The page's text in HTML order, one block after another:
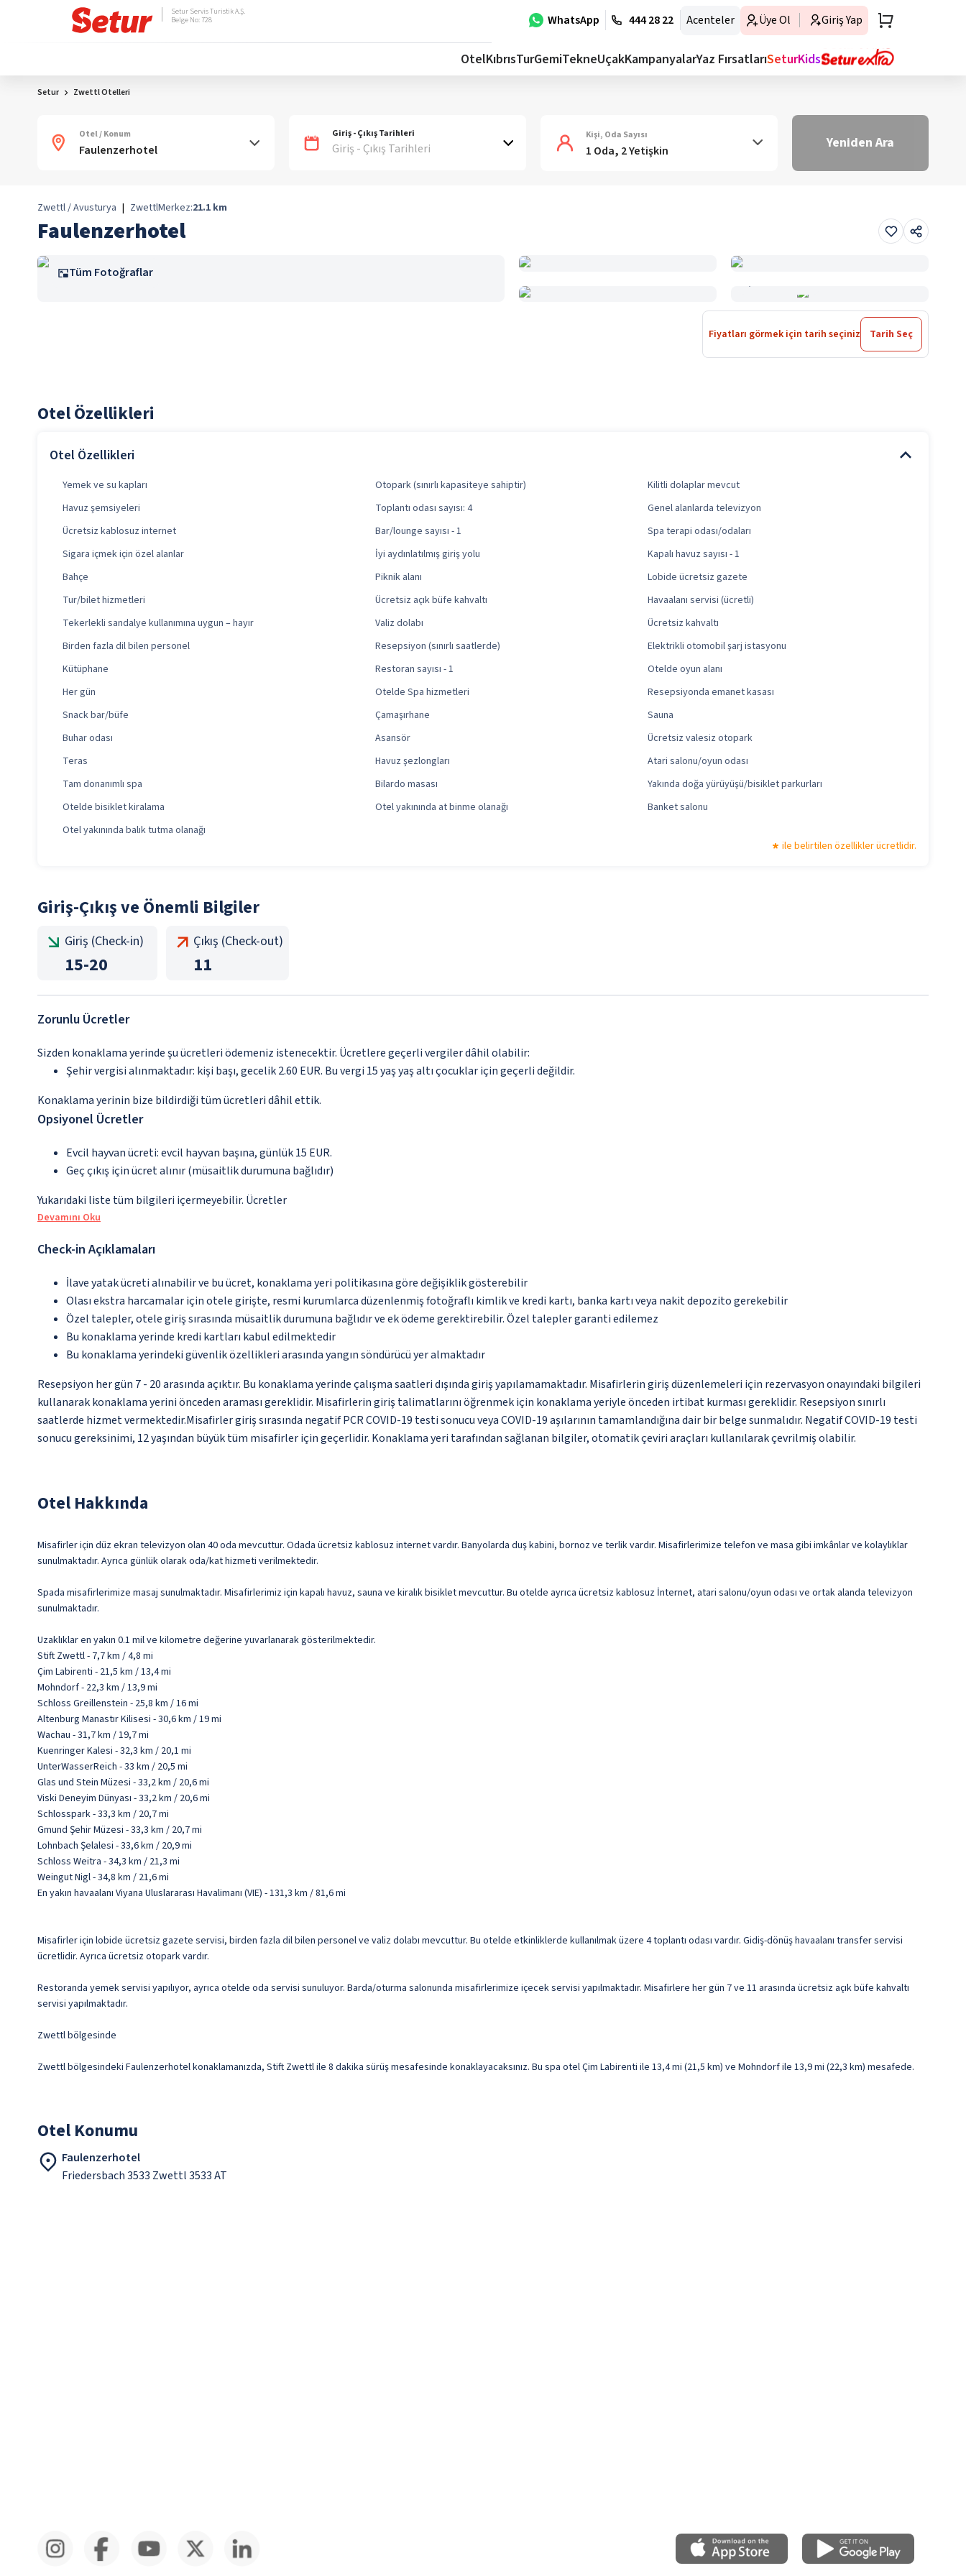
WhatsApp 444 28 22 Acenteler Üye Ol Giriş Yap
Setur Servis Turistik A.Ş.
Belge No: 728
OtelKıbrısTurGemiTekneUçakKampanyalarYaz FırsatlarıSeturKids
Setur Zwettl Otelleri
Otel / Konum Giriş - Çıkış Tarihleri
Giriş - Çıkış Tarihleri
Kişi, Oda Sayısı
1 Oda, 2 Yetişkin Yeniden Ara
Zwettl / Avusturya | ZwettlMerkez:21.1 km
Faulenzerhotel
Tüm Fotoğraflar
Fiyatları görmek için tarih seçiniz Tarih Seç
Otel Özellikleri
Otel Özellikleri
Yemek ve su kapları Otopark (sınırlı kapasiteye sahiptir)
Kilitli dolaplar mevcut
Havuz şemsiyeleri
Toplantı odası sayısı: 4
Genel alanlarda televizyon
Ücretsiz kablosuz internet
Bar/lounge sayısı - 1
Spa terapi odası/odaları
Sigara içmek için özel alanlar
İyi aydınlatılmış giriş yolu
Kapalı havuz sayısı - 1
Bahçe
Piknik alanı
Lobide ücretsiz gazete
Tur/bilet hizmetleri
Ücretsiz açık büfe kahvaltı
Havaalanı servisi (ücretli)
Tekerlekli sandalye kullanımına uygun – hayır
Valiz dolabı
Ücretsiz kahvaltı
Birden fazla dil bilen personel
Resepsiyon (sınırlı saatlerde)
Elektrikli otomobil şarj istasyonu
Kütüphane
Restoran sayısı - 1
Otelde oyun alanı
Her gün
Otelde Spa hizmetleri
Resepsiyonda emanet kasası
Snack bar/büfe
Çamaşırhane
Sauna
Buhar odası
Asansör
Ücretsiz valesiz otopark
Teras
Havuz şezlongları
Atari salonu/oyun odası
Tam donanımlı spa
Bilardo masası
Yakında doğa yürüyüşü/bisiklet parkurları
Otelde bisiklet kiralama
Otel yakınında at binme olanağı
Banket salonu
Otel yakınında balık tutma olanağı
ile belirtilen özellikler ücretlidir.
Giriş-Çıkış ve Önemli Bilgiler
Giriş (Check-in)
15-20
Çıkış (Check-out)
11
Zorunlu Ücretler
Sizden konaklama yerinde şu ücretleri ödemeniz istenecektir. Ücretlere geçerli vergiler dâhil olabilir:
Şehir vergisi alınmaktadır: kişi başı, gecelik 2.60 EUR. Bu vergi 15 yaş yaş altı çocuklar için geçerli değildir.
Konaklama yerinin bize bildirdiği tüm ücretleri dâhil ettik.
Opsiyonel Ücretler
Evcil hayvan ücreti: evcil hayvan başına, günlük 15 EUR.
Geç çıkış için ücret alınır (müsaitlik durumuna bağlıdır)
Yukarıdaki liste tüm bilgileri içermeyebilir. Ücretler
Devamını Oku
Check-in Açıklamaları
İlave yatak ücreti alınabilir ve bu ücret, konaklama yeri politikasına göre değişiklik gösterebilir
Olası ekstra harcamalar için otele girişte, resmi kurumlarca düzenlenmiş fotoğraflı kimlik ve kredi kartı, banka kartı veya nakit depozito gerekebilir
Özel talepler, otele giriş sırasında müsaitlik durumuna bağlıdır ve ek ödeme gerektirebilir. Özel talepler garanti edilemez
Bu konaklama yerinde kredi kartları kabul edilmektedir
Bu konaklama yerindeki güvenlik özellikleri arasında yangın söndürücü yer almaktadır
Resepsiyon her gün 7 - 20 arasında açıktır. Bu konaklama yerinde çalışma saatleri dışında giriş yapılamamaktadır. Misafirlerin giriş düzenlemeleri için rezervasyon onayındaki bilgileri
kullanarak konaklama yerini önceden araması gereklidir. Misafirlerin giriş talimatlarını öğrenmek için konaklama yeriyle önceden irtibat kurması gereklidir. Resepsiyon sınırlı
saatlerde hizmet vermektedir.Misafirler giriş sırasında negatif PCR COVID-19 testi sonucu veya COVID-19 aşılarının tamamlandığına dair bir belge sunmalıdır. Negatif COVID-19 testi
sonucu gereksinimi, 12 yaşından büyük tüm misafirler için geçerlidir. Konaklama yeri tarafından sağlanan bilgiler, otomatik çeviri araçları kullanılarak çevrilmiş olabilir.
Otel Hakkında
Misafirler için düz ekran televizyon olan 40 oda mevcuttur. Odada ücretsiz kablosuz internet vardır. Banyolarda duş kabini, bornoz ve terlik vardır. Misafirlerimize telefon ve masa gibi imkânlar ve kolaylıklar
sunulmaktadır. Ayrıca günlük olarak oda/kat hizmeti verilmektedir.
Spada misafirlerimize masaj sunulmaktadır. Misafirlerimiz için kapalı havuz, sauna ve kiralık bisiklet mevcuttur. Bu otelde ayrıca ücretsiz kablosuz İnternet, atari salonu/oyun odası ve ortak alanda televizyon
sunulmaktadır.
Uzaklıklar en yakın 0.1 mil ve kilometre değerine yuvarlanarak gösterilmektedir.
Stift Zwettl - 7,7 km / 4,8 mi
Çim Labirenti - 21,5 km / 13,4 mi
Mohndorf - 22,3 km / 13,9 mi
Schloss Greillenstein - 25,8 km / 16 mi
Altenburg Manastır Kilisesi - 30,6 km / 19 mi
Wachau - 31,7 km / 19,7 mi
Kuenringer Kalesi - 32,3 km / 20,1 mi
UnterWasserReich - 33 km / 20,5 mi
Glas und Stein Müzesi - 33,2 km / 20,6 mi
Viski Deneyim Dünyası - 33,2 km / 20,6 mi
Schlosspark - 33,3 km / 20,7 mi
Gmund Şehir Müzesi - 33,3 km / 20,7 mi
Lohnbach Şelalesi - 33,6 km / 20,9 mi
Schloss Weitra - 34,3 km / 21,3 mi
Weingut Nigl - 34,8 km / 21,6 mi
En yakın havaalanı Viyana Uluslararası Havalimanı (VIE) - 131,3 km / 81,6 mi
Misafirler için lobide ücretsiz gazete servisi, birden fazla dil bilen personel ve valiz dolabı mevcuttur. Bu otelde etkinliklerde kullanılmak üzere 4 toplantı odası vardır. Gidiş-dönüş havaalanı transfer servisi
ücretlidir. Ayrıca ücretsiz otopark vardır.
Restoranda yemek servisi yapılıyor, ayrıca otelde oda servisi sunuluyor. Barda/oturma salonunda misafirlerimize içecek servisi yapılmaktadır. Misafirlere her gün 7 ve 11 arasında ücretsiz açık büfe kahvaltı
servisi yapılmaktadır.
Zwettl bölgesinde
Zwettl bölgesindeki Faulenzerhotel konaklamanızda, Stift Zwettl ile 8 dakika sürüş mesafesinde konaklayacaksınız. Bu spa otel Çim Labirenti ile 13,4 mi (21,5 km) ve Mohndorf ile 13,9 mi (22,3 km) mesafede.
Otel Konumu
Faulenzerhotel
Friedersbach 3533 Zwettl 3533 AT